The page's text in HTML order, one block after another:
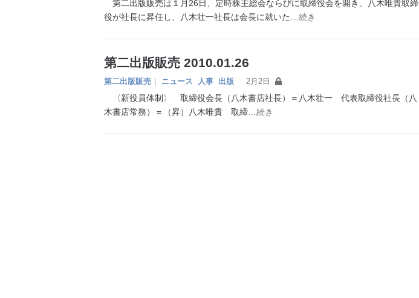
第二出版販売は１月26日、定時株主総会ならびに取締役会を開き、八木唯貴取締
役が社長に昇任し、八木壮一社長は会長に就いた
…続き
第二出版販売 2010.01.26
第二出版販売 ｜ ニュース 人事 出版 2月2日
〈新役員体制〉 取締役会長（八木書店社長）＝八木壮一 代表取締役社長（八
木書店常務）＝（昇）八木唯貴 取締 …続き